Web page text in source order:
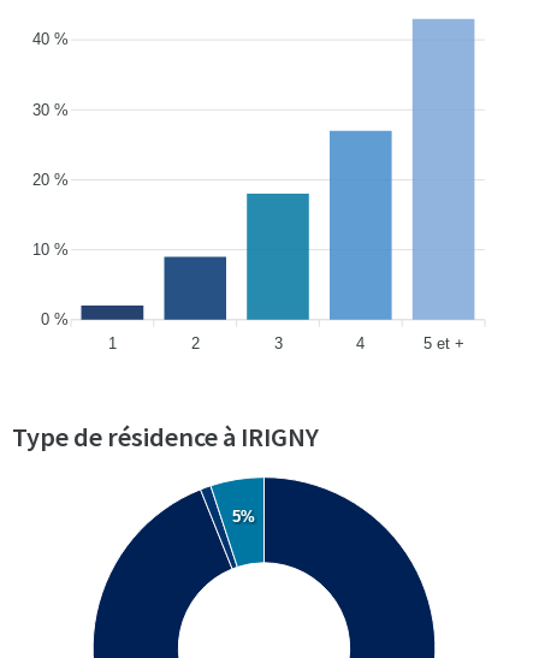
40 %
30 %
20 %
10 %
0 %
1
2 3 4 5 et +
Type de résidence à IRIGNY
5%